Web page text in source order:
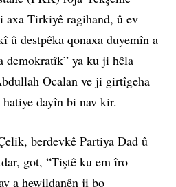
axa Tirkiyê ragihand, û ev
û destpêka qonaxa duyemîn a
demokratîk” ya ku ji hêla
Ocalan ve ji girtîgeha
dayîn bi nav kir.
berdevkê Partiya Dad û
got, “Tiştê ku em îro
a hewildanên ji bo